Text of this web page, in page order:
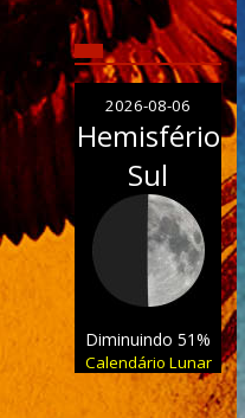
2026-08-06
Hemisfério
Sul
Diminuindo 51%
Calendário Lunar